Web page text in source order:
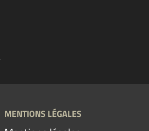
MENTIONS LÉGALES